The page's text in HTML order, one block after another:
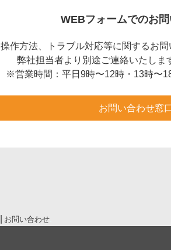
WEBフォームでのお
操作方法、トラブル対応等に関するお問
弊社担当者より別途ご連絡いたしま
※営業時間：平日9時〜12時・13時〜
お問い合わせ窓
お問い合わせ